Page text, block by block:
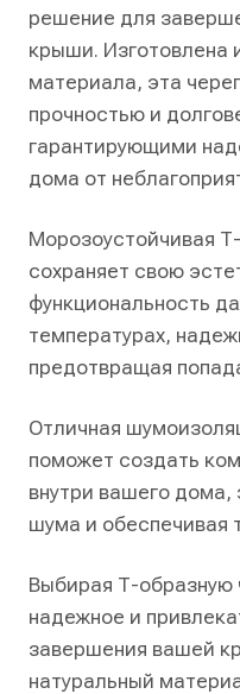
решение для
крыши. Изготовлена
материала, эта
прочностью и
гарантирующими
дома от
Морозоустойчивая
сохраняет свою
функциональность
температурах,
предотвращая
Отличная
поможет создать
внутри вашего
шума и обеспечивая
Выбирая Т-образную
надежное и
завершения вашей
натуральный